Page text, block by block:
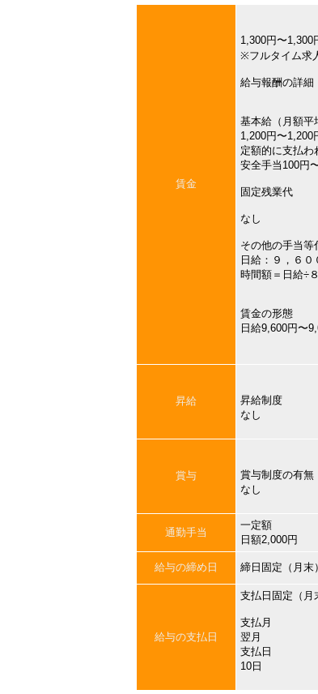
賃金
1,300円〜1,300
※フルタイム求
給与報酬の詳細
基本給（月額平
1,200円〜1,200
定額的に支払わ
安全手当100円
固定残業代
なし
その他の手当等
日給：９，６
時間額＝日給÷
賃金の形態
日給9,600円〜
昇給
昇給制度
なし
賞与
賞与制度の有無
なし
通勤手当
一定額
日額2,000円
給与の締め日 締日固定（月末）
給与の支払日
支払日固定（月
支払月
翌月
支払日
10日